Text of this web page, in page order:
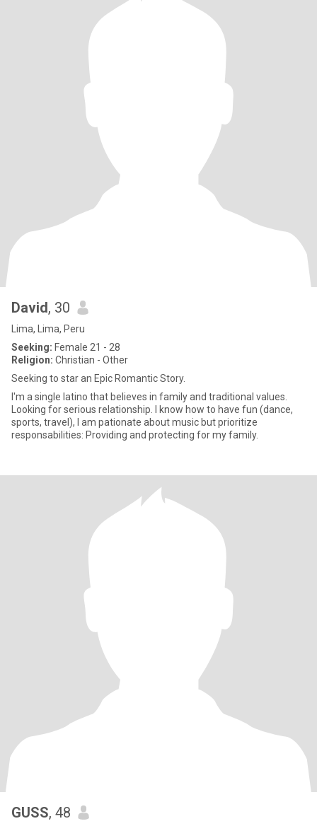
David, 30
Lima, Lima, Peru
Seeking: Female 21 - 28
Religion: Christian - Other
Seeking to star an Epic Romantic Story.
I'm a single latino that believes in family and traditional values.
Looking for serious relationship. I know how to have fun (dance,
sports, travel), I am pationate about music but prioritize
responsabilities: Providing and protecting for my family.
GUSS, 48